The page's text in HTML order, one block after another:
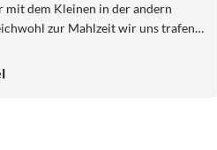
mit dem Kleinen in der andern
zur Mahlzeit wir uns trafen.
galts den Spielplatz zu erkunden,